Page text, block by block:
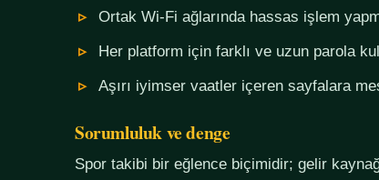
Ortak Wi-Fi ağlarında hassas işlem
Her platform için farklı ve uzun parola
Aşırı iyimser vaatler içeren sayfalara
Sorumluluk ve denge
Spor takibi bir eğlence biçimidir; gelir